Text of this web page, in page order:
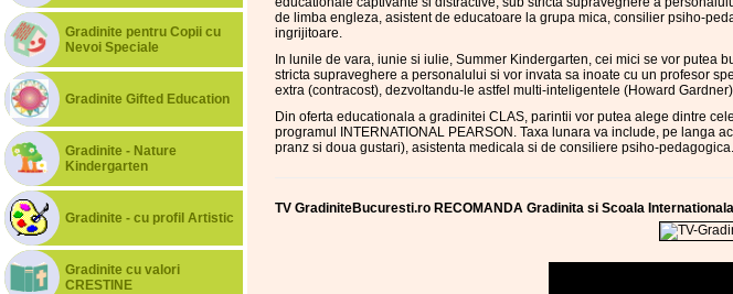
Gradinite pentru Copii cu
Nevoi Speciale
Gradinite Gifted Education
Gradinite - Nature
Kindergarten
Gradinite - cu profil Artistic
Gradinite cu valori
CRESTINE
de limba engleza, asistent de educatoare la grupa mica, consilier psiho-
ingrijitoare.
In lunile de vara, iunie si iulie, Summer Kindergarten, cei mici se vor
stricta supraveghere a personalului si vor invata sa inoate cu un profesor
extra (contracost), dezvoltandu-le astfel multi-inteligentele (Howard
Din oferta educationala a gradinitei CLAS, parintii vor putea alege dintre
programul INTERNATIONAL PEARSON. Taxa lunara va include, pe langa
pranz si doua gustari), asistenta medicala si de consiliere psiho-pedagogica.
TV GradiniteBucuresti.ro RECOMANDA Gradinita si Scoala